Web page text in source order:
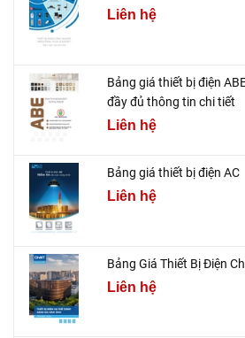
Liên hệ
Bảng giá thiết bị điện
đầy đủ thông tin chi tiết
Liên hệ
Bảng giá thiết bị điện AC
Liên hệ
Bảng Giá Thiết Bị Điện
Liên hệ